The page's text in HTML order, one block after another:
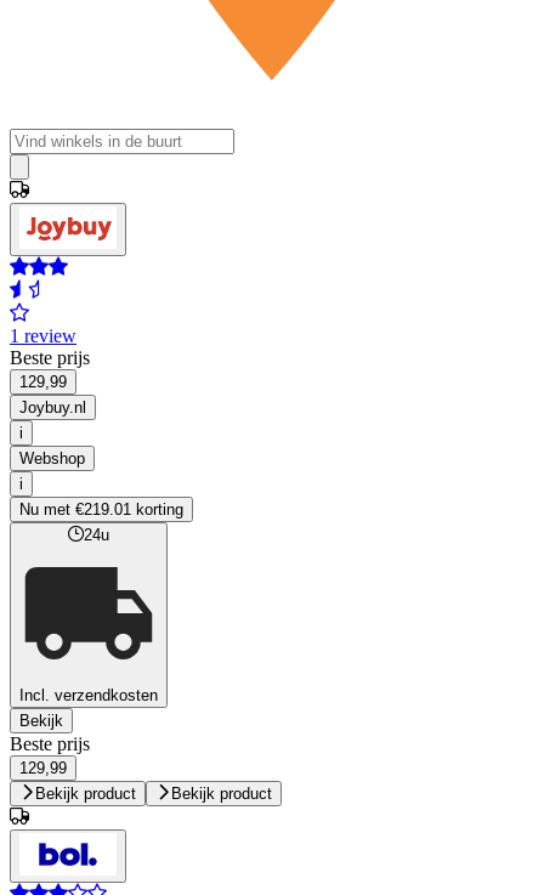
1 review
Beste prijs
129,99
Joybuy.nl
i
Webshop
i
Nu met €219.01 korting
24u
Incl. verzendkosten
Bekijk
Beste prijs
129,99
Bekijk product
Bekijk product